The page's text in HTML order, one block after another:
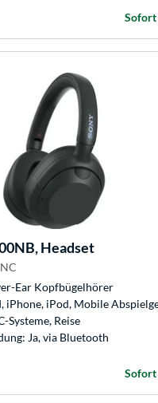
Headset
Ear Kopfbügelhörer
iPhone, iPod, Mobile
Systeme, Reise
Ja, via Bluetooth